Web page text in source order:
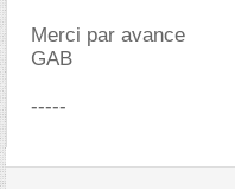
Merci par avance
GAB
-----